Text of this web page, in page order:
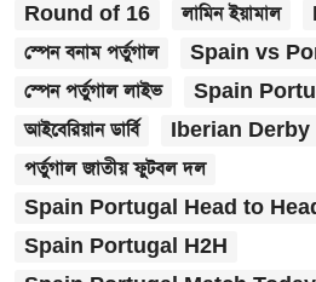
Round of 16
লামিন ইয়ামাল
স্পেন বনাম পর্তুগাল
Spain vs
স্পেন পর্তুগাল লাইভ
Spain
আইবেরিয়ান ডার্বি
Iberian Derby
পর্তুগাল জাতীয় ফুটবল দল
Spain Portugal Head to
Spain Portugal H2H